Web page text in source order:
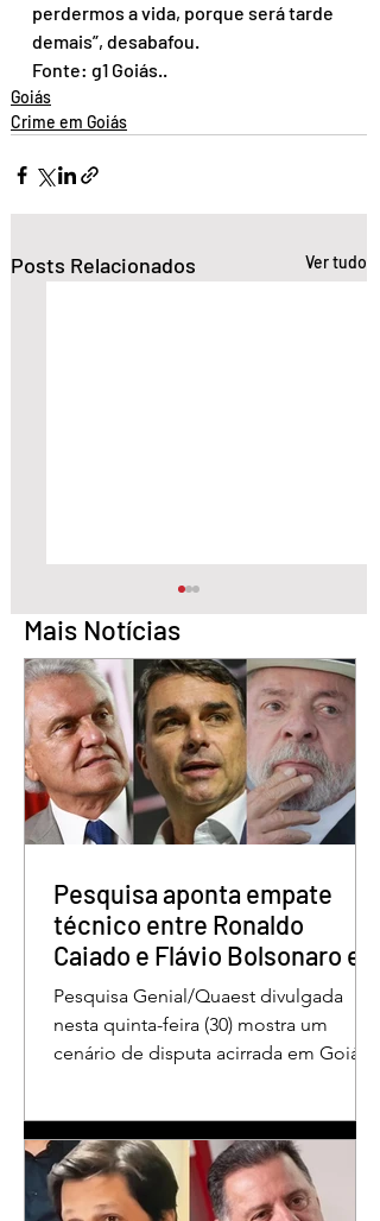
perdermos a vida, porque será tarde
demais”, desabafou.
Fonte: g1 Goiás..
Goiás
Crime em Goiás
Posts Relacionados Ver tudo
Pesquisa aponta Daniel
Vilela na liderança da
disputa pelo Governo
de Goiás
Mais Notícias
Pesquisa aponta empate
técnico entre Ronaldo
Caiado e Flávio Bolsonaro em
Goiás
Pesquisa Genial/Quaest divulgada
nesta quinta-feira (30) mostra um
cenário de disputa acirrada em Goiás
aparece com 33% das intenções de
voto no primeiro turno, seguido pelo
senador Flávio Bolsonaro (PL), com